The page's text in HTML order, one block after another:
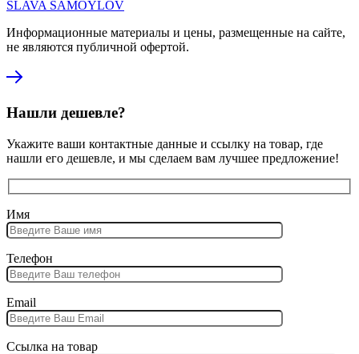
SLAVA SAMOYLOV
Информационные материалы и цены, размещенные на сайте,
не являются публичной офертой.
Нашли дешевле?
Укажите ваши контактные данные и ссылку на товар, где
нашли его дешевле, и мы сделаем вам лучшее предложение!
Имя
Телефон
Email
Ссылка на товар